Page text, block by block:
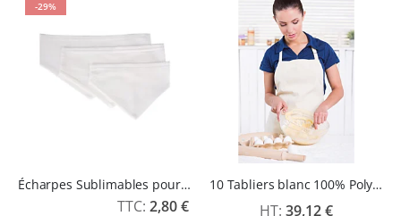
-29%
Écharpes Sublimables pour Animaux
Prix
2,80 €
10 Tabliers blanc 100% Polyester
39,12 €